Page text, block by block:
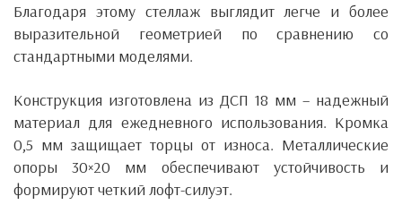
Благодаря этому стеллаж выглядит легче и более
выразительной геометрией по сравнению со
стандартными моделями.
Конструкция изготовлена ​​из ДСП 18 мм – надежный
материал для ежедневного использования. Кромка
0,5 мм защищает торцы от износа. Металлические
опоры 30×20 мм обеспечивают устойчивость и
формируют четкий лофт-силуэт.